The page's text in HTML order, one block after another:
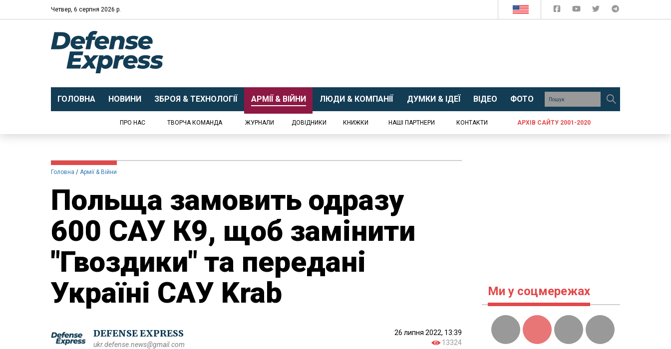
Четвер, 6 серпня 2026 р.
ГОЛОВНА НОВИНИ ЗБРОЯ & ТЕХНОЛОГІЇ АРМІЇ & ВІЙНИ ЛЮДИ & КОМПАНІЇ ДУМКИ & ІДЕЇ ВІДЕО ФОТО
ПРО НАС ТВОРЧА КОМАНДА ЖУРНАЛИ ДОВІДНИКИ КНИЖКИ НАШІ ПАРТНЕРИ КОНТАКТИ АРХІВ САЙТУ 2001-2020
Головна Армії & Війни
Польща замовить одразу
600 САУ К9, щоб замінити
"Гвоздики" та передані
Україні САУ Krab
DEFENSE EXPRESS
ukr.defense.news@gmail.com
26 липня 2022, 13:39
13324
Ми у соцмережах